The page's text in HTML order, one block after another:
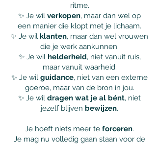
ritme.
✨ Je wil verkopen, maar dan wel op
een manier die klopt met je lichaam.
✨ Je wil klanten, maar dan wel vrouwen
die je werk aankunnen.
✨ Je wil helderheid, niet vanuit ruis,
maar vanuit waarheid.
✨ Je wil guidance, niet van een externe
goeroe, maar van de bron in jou.
✨ Je wil dragen wat je al bént, niet
jezelf blijven bewijzen.
Je hoeft niets meer te forceren.
Je mag nu volledig gaan staan voor de